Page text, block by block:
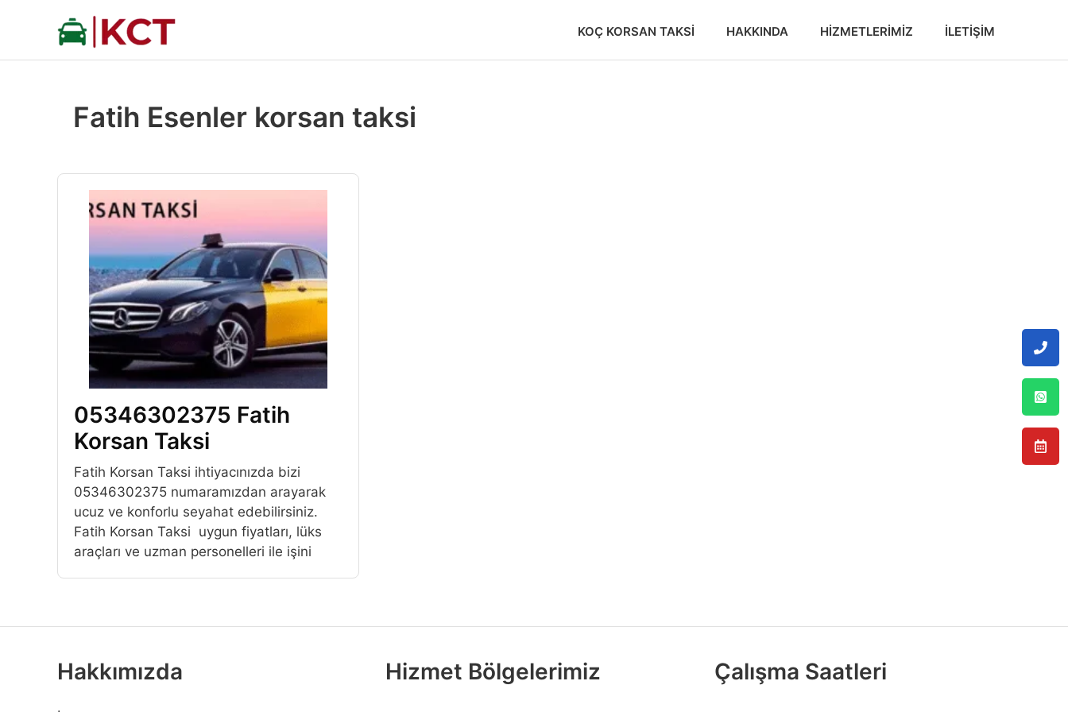
KOÇ KORSAN TAKSI HAKKINDA HIZMETLERIMIZ İLETIŞIM
Fatih Esenler korsan taksi
05346302375 Fatih
Korsan Taksi
Fatih Korsan Taksi ihtiyacınızda bizi
05346302375 numaramızdan arayarak
ucuz ve konforlu seyahat edebilirsiniz.
Fatih Korsan Taksi uygun fiyatları, lüks
araçları ve uzman personelleri ile işini
Hakkımızda Hizmet Bölgelerimiz Çalışma Saatleri